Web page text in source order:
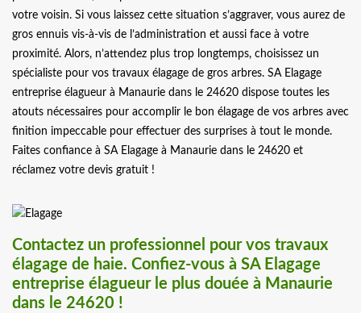
votre voisin. Si vous laissez cette situation s’aggraver, vous aurez de
gros ennuis vis-à-vis de l’administration et aussi face à votre
proximité. Alors, n’attendez plus trop longtemps, choisissez un
spécialiste pour vos travaux élagage de gros arbres. SA Elagage
entreprise élagueur à Manaurie dans le 24620 dispose toutes les
atouts nécessaires pour accomplir le bon élagage de vos arbres avec
finition impeccable pour effectuer des surprises à tout le monde.
Faites confiance à SA Elagage à Manaurie dans le 24620 et
réclamez votre devis gratuit !
Contactez un professionnel pour vos travaux
élagage de haie. Confiez-vous à SA Elagage
entreprise élagueur le plus douée à Manaurie
dans le 24620 !